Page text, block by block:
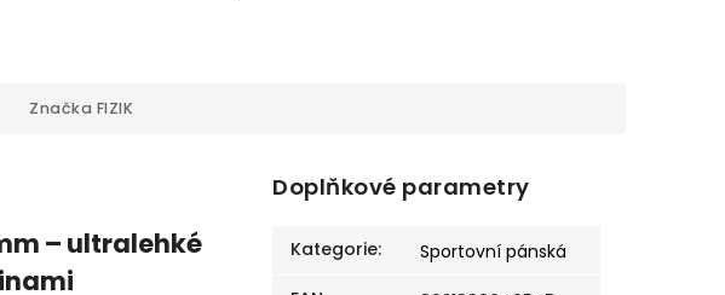
Značka FIZIK
– ultralehké
Doplňkové parametry
Kategorie:
Sportovní pánská